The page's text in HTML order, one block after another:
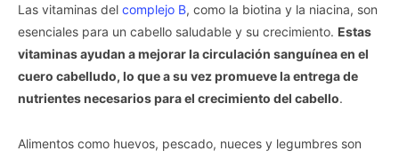
Las vitaminas del complejo B, como la biotina y la niacina, son
esenciales para un cabello saludable y su crecimiento. Estas
vitaminas ayudan a mejorar la circulación sanguínea en el
cuero cabelludo, lo que a su vez promueve la entrega de
nutrientes necesarios para el crecimiento del cabello.
Alimentos como huevos, pescado, nueces y legumbres son